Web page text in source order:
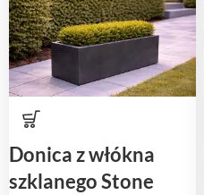
Donica z włókna
szklanego Stone